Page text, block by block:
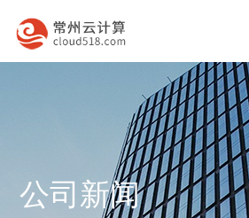
页
公司新闻